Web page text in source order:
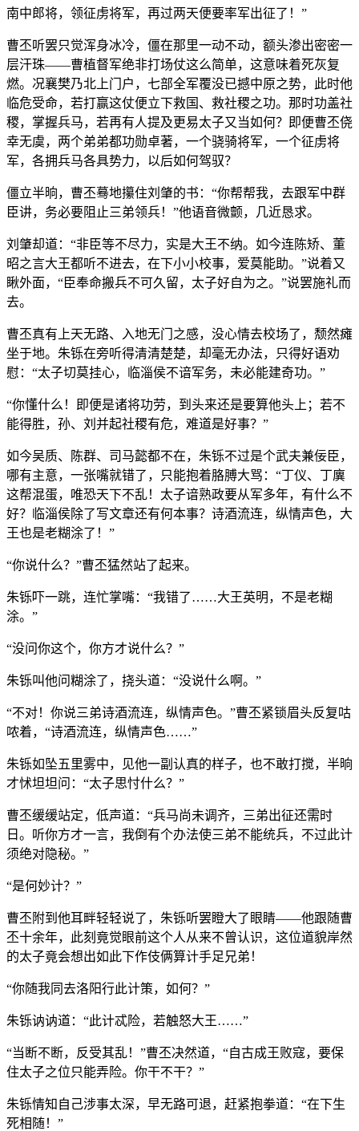
南中郎将，领征虏将军，再过两天便要率军出征了！”
曹丕听罢只觉浑身冰冷，僵在那里一动不动，额头渗出密密一
层汗珠——曹植督军绝非打场仗这么简单，这意味着死灰复
燃。况襄樊乃北上门户，七部全军覆没已撼中原之势，此时他
临危受命，若打赢这仗便立下救国、救社稷之功。那时功盖社
稷，掌握兵马，若再有人提及更易太子又当如何？即便曹丕侥
幸无虞，两个弟弟都功勋卓著，一个骁骑将军，一个征虏将
军，各拥兵马各具势力，以后如何驾驭？
僵立半晌，曹丕蓦地攥住刘肇的书：“你帮帮我，去跟军中群
臣讲，务必要阻止三弟领兵！”他语音微颤，几近恳求。
刘肇却道：“非臣等不尽力，实是大王不纳。如今连陈矫、董
昭之言大王都听不进去，在下小小校事，爱莫能助。”说着又
瞅外面，“臣奉命搬兵不可久留，太子好自为之。”说罢施礼而
去。
曹丕真有上天无路、入地无门之感，没心情去校场了，颓然瘫
坐于地。朱铄在旁听得清清楚楚，却毫无办法，只得好语劝
慰：“太子切莫挂心，临淄侯不谙军务，未必能建奇功。”
“你懂什么！即便是诸将功劳，到头来还是要算他头上；若不
能得胜，孙、刘并起社稷有危，难道是好事？”
如今吴质、陈群、司马懿都不在，朱铄不过是个武夫兼佞臣，
哪有主意，一张嘴就错了，只能抱着胳膊大骂：“丁仪、丁廙
这帮混蛋，唯恐天下不乱！太子谙熟政要从军多年，有什么不
好？临淄侯除了写文章还有何本事？诗酒流连，纵情声色，大
王也是老糊涂了！”
“你说什么？”曹丕猛然站了起来。
朱铄吓一跳，连忙掌嘴：“我错了……大王英明，不是老糊
涂。”
“没问你这个，你方才说什么？”
朱铄叫他问糊涂了，挠头道：“没说什么啊。”
“不对！你说三弟诗酒流连，纵情声色。”曹丕紧锁眉头反复咕
哝着，“诗酒流连，纵情声色……”
朱铄如坠五里雾中，见他一副认真的样子，也不敢打搅，半晌
才怵坦坦问：“太子思忖什么？”
曹丕缓缓站定，低声道：“兵马尚未调齐，三弟出征还需时
日。听你方才一言，我倒有个办法使三弟不能统兵，不过此计
须绝对隐秘。”
“是何妙计？”
曹丕附到他耳畔轻轻说了，朱铄听罢瞪大了眼睛——他跟随曹
丕十余年，此刻竟觉眼前这个人从来不曾认识，这位道貌岸然
的太子竟会想出如此下作伎俩算计手足兄弟！
“你随我同去洛阳行此计策，如何？”
朱铄讷讷道：“此计忒险，若触怒大王……”
“当断不断，反受其乱！”曹丕决然道，“自古成王败寇，要保
住太子之位只能弄险。你干不干？”
朱铄情知自己涉事太深，早无路可退，赶紧抱拳道：“在下生
死相随！”